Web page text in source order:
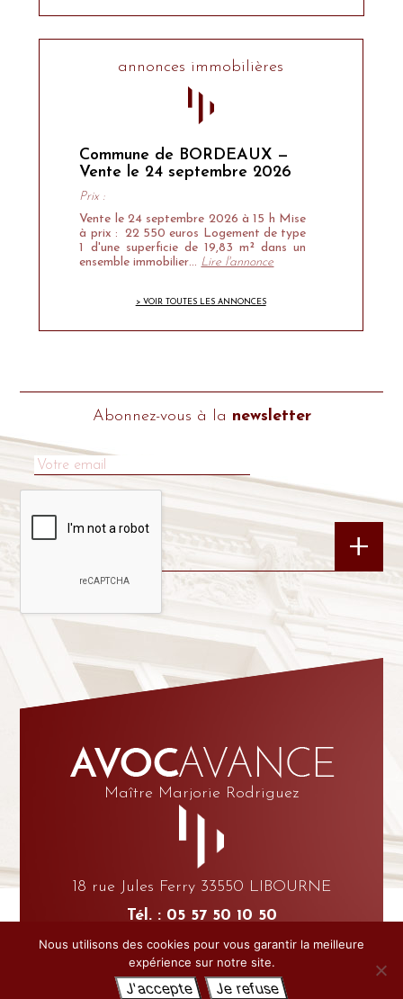
annonces immobilières
Commune de BORDEAUX —
Vente le 24 septembre 2026
Prix :
Vente le 24 septembre 2026 à 15 h Mise
à prix : 22 550 euros Logement de type
1 d'une superficie de 19,83 m² dans un
ensemble immobilier… Lire l'annonce
> VOIR TOUTES LES ANNONCES
Abonnez-vous à la newsletter
Maître Marjorie Rodriguez
18 rue Jules Ferry 33550 LIBOURNE
Tél. : 05 57 50 10 50
Fax : 05 57 24 36 51
© AVOCAVANCE |MENTIONS LÉGALES| CRÉATION
Nous utilisons des cookies pour vous garantir la meilleure
expérience sur notre site.
J'accepte Je refuse